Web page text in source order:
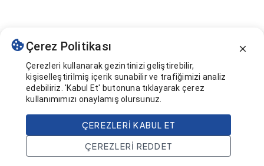
Ana Sayfa Ara Projeler Hesap
Çerez Politikası
Çerezleri kullanarak gezintinizi geliştirebilir,
kişiselleştirilmiş içerik sunabilir ve trafiğimizi analiz
edebiliriz. 'Kabul Et' butonuna tıklayarak çerez
kullanımımızı onaylamış olursunuz.
ÇEREZLERI KABUL ET
ÇEREZLERI REDDET